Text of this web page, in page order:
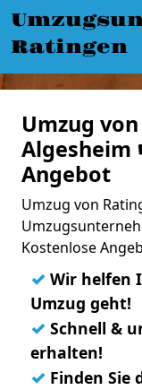
Ratingen
Umzug
Algesheim
Angebot
Umzug von
Kostenlose
✓ Wir helfen
Umzug geht!
✓ Schnell &
erhalten!
✓ Finden Sie